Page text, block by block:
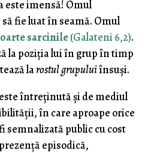
este imensă! Omul
fie luat în seamă. Omul
sarcinile(Galateni 6,2).
la poziția lui în grup în timp
larostul grupuluiînsuși.
întreținută și de mediul
în care aproape orice
semnalizată public cu cost
episodică,